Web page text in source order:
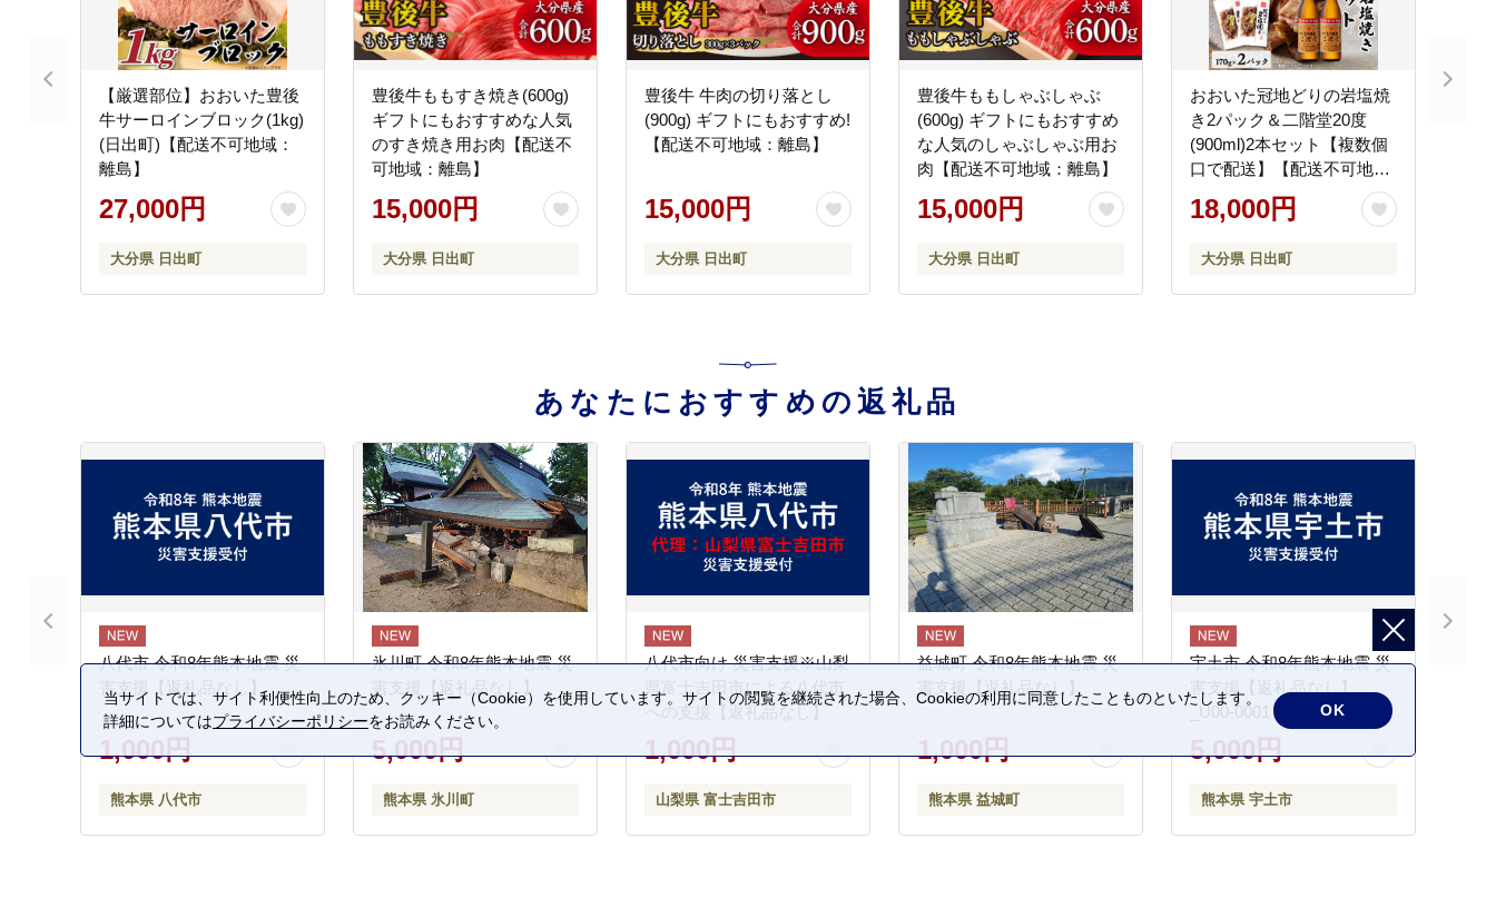
【厳選部位】おおいた豊後
牛サーロインブロック(1kg)
(日出町)【配送不可地域：
離島】
27,000円
大分県 日出町
豊後牛ももすき焼き(600g)
ギフトにもおすすめな人気
のすき焼き用お肉【配送不
可地域：離島】
15,000円
大分県 日出町
豊後牛 牛肉の切り落とし
(900g) ギフトにもおすすめ!
【配送不可地域：離島】
15,000円
大分県 日出町
豊後牛ももしゃぶしゃぶ
(600g) ギフトにもおすすめ
な人気のしゃぶしゃぶ用お
肉【配送不可地域：離島】
15,000円
大分県 日出町
おおいた冠地どりの岩塩焼
き2パック＆二階堂20度
(900ml)2本セット【複数個
口で配送】【配送不可地
域：離島】
18,000円
大分県 日出町
あなたにおすすめの返礼品
八代市 令和8年熊本地震 災
害支援【返礼品なし】
1,000円
熊本県 八代市
氷川町 令和8年熊本地震 災
害支援【返礼品なし】
5,000円
熊本県 氷川町
八代市向け 災害支援※山梨
県富士吉田市による八代市
への支援【返礼品なし】
1,000円
山梨県 富士吉田市
益城町 令和8年熊本地震 災
害支援【返礼品なし】
1,000円
熊本県 益城町
宇土市 令和8年熊本地震 災
害支援【返礼品なし】
_U00-0001
5,000円
熊本県 宇土市
当サイトでは、サイト利便性向上のため、クッキー（Cookie）を使用しています。サイトの閲覧を継続された場合、Cookieの利用に同意したことものといたします。
詳細についてはプライバシーポリシーをお読みください。
OK